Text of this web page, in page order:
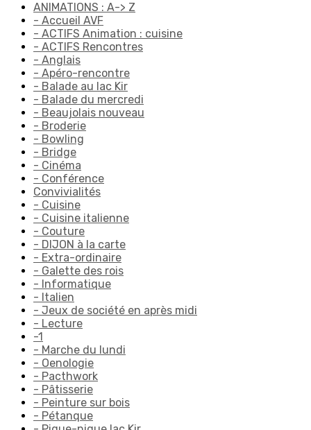
ANIMATIONS : A-> Z
- Accueil AVF
- ACTIFS Animation : cuisine
- ACTIFS Rencontres
- Anglais
- Apéro-rencontre
- Balade au lac Kir
- Balade du mercredi
- Beaujolais nouveau
- Broderie
- Bowling
- Bridge
- Cinéma
- Conférence
Convivialités
- Cuisine
- Cuisine italienne
- Couture
- DIJON à la carte
- Extra-ordinaire
- Galette des rois
- Informatique
- Italien
- Jeux de société en après midi
- Lecture
-1
- Marche du lundi
- Oenologie
- Pacthwork
- Pâtisserie
- Peinture sur bois
- Pétanque